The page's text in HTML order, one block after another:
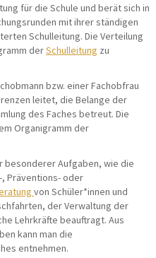
für die Schule und berät sich in
mit ihrer ständigen
Schulleitung. Die Verteilung
derSchulleitung zu
bzw. einer Fachobfrau
leitet, die Belange der
des Faches betreut. Die
Organigramm der
besonderer Aufgaben, wie die
Präventions- oder
von Schüler*innen und
der Verwaltung der
Lehrkräfte beauftragt. Aus
kann man die
entnehmen.